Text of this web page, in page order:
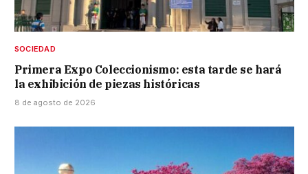
SOCIEDAD
Primera Expo Coleccionismo: esta tarde se hará
la exhibición de piezas históricas
8 de agosto de 2026